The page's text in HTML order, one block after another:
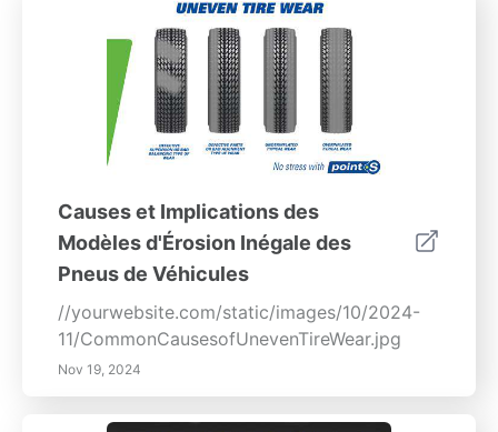
Causes et Implications des
Modèles d'Érosion Inégale des
Pneus de Véhicules
//yourwebsite.com/static/images/10/2024-
11/CommonCausesofUnevenTireWear.jpg
Nov 19, 2024